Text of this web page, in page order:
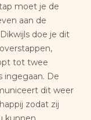
moet je de
aan de
doe je dit
tot twee
ingegaan. De
dit weer
zodat zij